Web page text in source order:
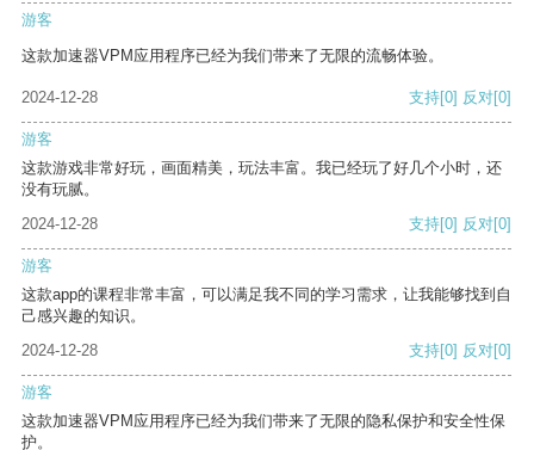
游客
这款加速器VPM应用程序已经为我们带来了无限的流畅体验。
2024-12-28 支持[0] 反对[0]
游客
这款游戏非常好玩，画面精美，玩法丰富。我已经玩了好几个小时，还
没有玩腻。
2024-12-28
支持[0] 反对[0]
游客
这款app的课程非常丰富，可以满足我不同的学习需求，让我能够找到自
己感兴趣的知识。
2024-12-28
支持[0] 反对[0]
游客
这款加速器VPM应用程序已经为我们带来了无限的隐私保护和安全性保
护。